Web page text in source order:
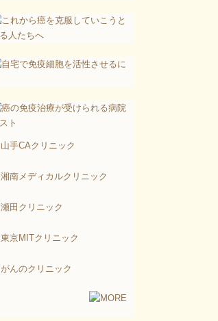
山手CAクリニック
湘南メディカルクリニック
瀬田クリニック
東京MITクリニック
がんのクリニック